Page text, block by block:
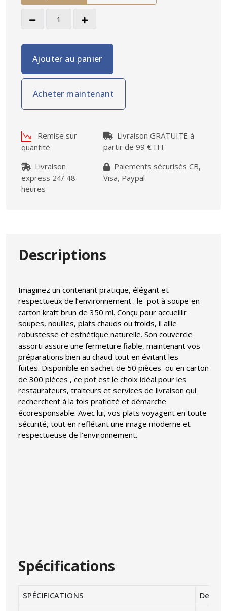
Ajouter au panier
Acheter maintenant
Remise sur
quantité
Livraison GRATUITE à
partir de 99 € HT
Livraison
express 24/ 48
heures
Paiements sécurisés CB,
Visa, Paypal
Descriptions
Imaginez un contenant pratique, élégant et
respectueux de l’environnement : le pot à soupe en
carton kraft brun de 350 ml. Conçu pour accueillir
soupes, nouilles, plats chauds ou froids, il allie
robustesse et esthétique naturelle. Son couvercle
assorti assure une fermeture fiable, maintenant vos
préparations bien au chaud tout en évitant les
fuites. Disponible en sachet de 50 pièces ou en carton
de 300 pièces , ce pot est le choix idéal pour les
restaurateurs, traiteurs et services de livraison qui
recherchent à la fois praticité et démarche
écoresponsable. Avec lui, vos plats voyagent en toute
sécurité, tout en reflétant une image moderne et
respectueuse de l’environnement.
Spécifications
SPÉCIFICATIONS